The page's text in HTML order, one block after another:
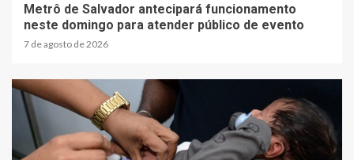
Metrô de Salvador antecipará funcionamento
neste domingo para atender público de evento
7 de agosto de 2026